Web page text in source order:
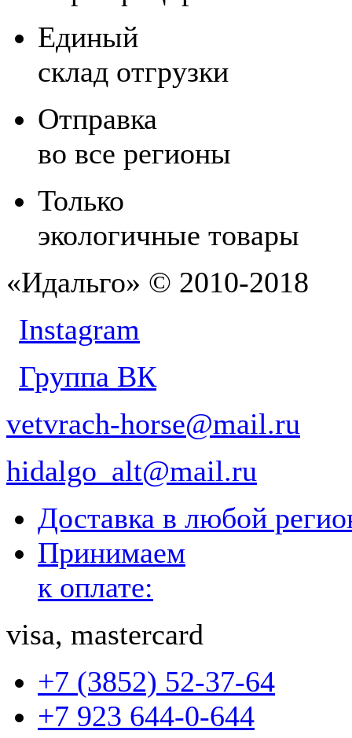
Единый
склад отгрузки
Отправка
во все регионы
Только
экологичные товары
«Идальго» © 2010-2018
Instagram
Группа ВК
vetvrach-horse@mail.ru
hidalgo_alt@mail.ru
Доставка в любой
Принимаем
к оплате:
visa, mastercard
+7 (3852) 52-37-64
+7 923 644-0-644